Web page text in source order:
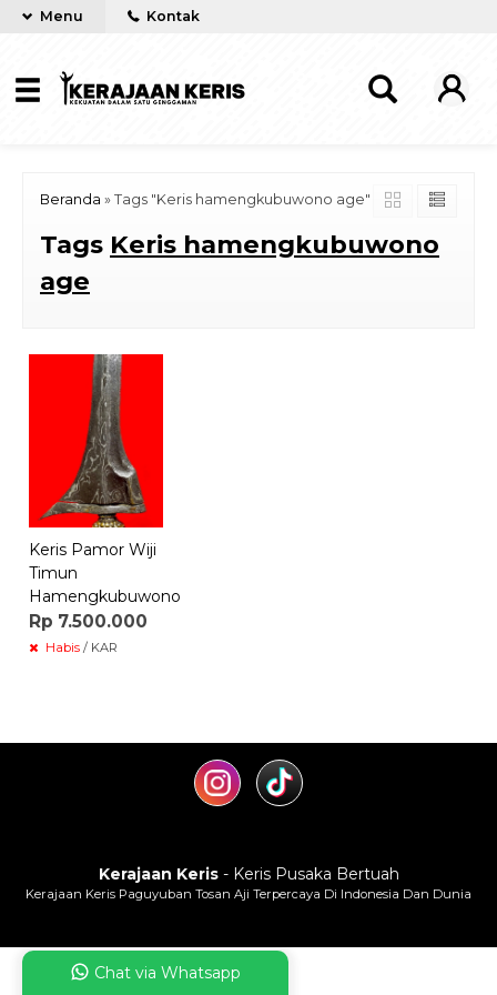
Menu Kontak
Beranda » Tags "Keris hamengkubuwono age"
Tags Keris hamengkubuwono
age
Keris Pamor Wiji
Timun
Hamengkubuwono
Rp 7.500.000
Habis / KAR
Kerajaan Keris- Keris Pusaka Bertuah
Kerajaan Keris Paguyuban Tosan Aji Terpercaya Di Indonesia Dan Dunia
Chat via Whatsapp